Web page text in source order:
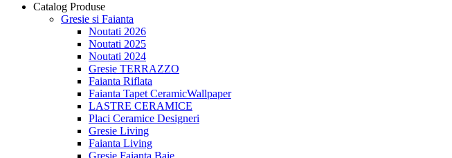
Catalog Produse
Gresie si Faianta
Noutati 2026
Noutati 2025
Noutati 2024
Gresie TERRAZZO
Faianta Riflata
Faianta Tapet CeramicWallpaper
LASTRE CERAMICE
Placi Ceramice Designeri
Gresie Living
Faianta Living
Gresie Faianta Baie